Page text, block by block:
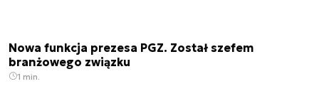
Nowa funkcja prezesa PGZ. Został szefem
branżowego związku
1 min.